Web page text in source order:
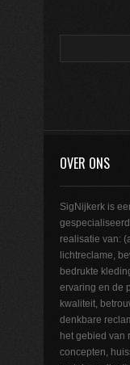
OVER ONS
SigNijkerk is
realisatie van:
lichtreclame,
bedrukte
ervaring en de
kwaliteit,
denkbare
het gebied van
concepten,